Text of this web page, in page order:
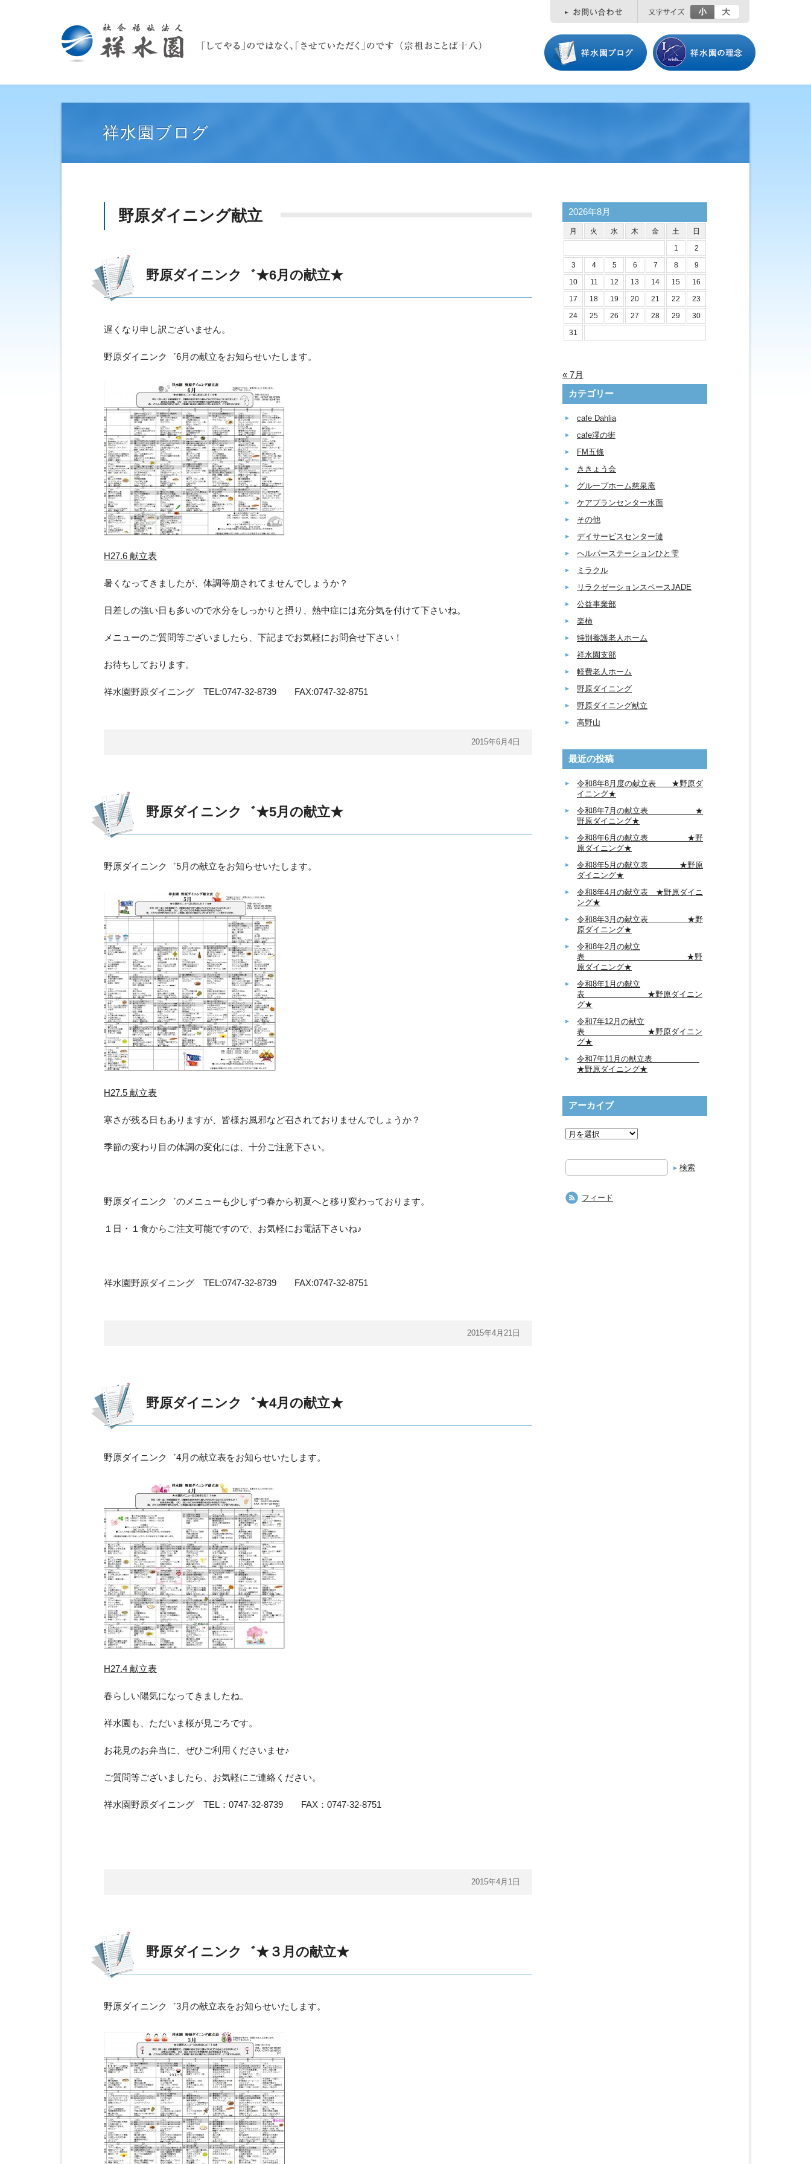
小
祥水園ブログ
野原ダイニング献立
野原ダイニンク゛★6月の献立★
遅くなり申し訳ございません。
野原ダイニンク゛6月の献立をお知らせいたします。
H27.6 献立表
暑くなってきましたが、体調等崩されてませんでしょうか？
日差しの強い日も多いので水分をしっかりと摂り、熱中症には充分気を付けて下さいね。
メニューのご質問等ございましたら、下記までお気軽にお問合せ下さい！
お待ちしております。
祥水園野原ダイニング TEL:0747-32-8739 FAX:0747-32-8751
2015年6月4日
野原ダイニンク゛★5月の献立★
野原ダイニンク゛5月の献立をお知らせいたします。
H27.5 献立表
寒さが残る日もありますが、皆様お風邪など召されておりませんでしょうか？
季節の変わり目の体調の変化には、十分ご注意下さい。
野原ダイニンク゛のメニューも少しずつ春から初夏へと移り変わっております。
１日・１食からご注文可能ですので、お気軽にお電話下さいね♪
祥水園野原ダイニング TEL:0747-32-8739 FAX:0747-32-8751
2015年4月21日
野原ダイニンク゛★4月の献立★
野原ダイニンク゛4月の献立表をお知らせいたします。
H27.4 献立表
春らしい陽気になってきましたね。
祥水園も、ただいま桜が見ごろです。
お花見のお弁当に、ぜひご利用くださいませ♪
ご質問等ございましたら、お気軽にご連絡ください。
祥水園野原ダイニング TEL：0747-32-8739 FAX：0747-32-8751
2015年4月1日
野原ダイニンク゛★３月の献立★
野原ダイニンク゛3月の献立表をお知らせいたします。
2026年8月
月 火 水 木 金 土
日
1
2
3
4 5 6 7 8
9
10
11 12 13 14 15
16
17
18 19 20 21 22
23
24
25 26 27 28 29
30
31
« 7月
カテゴリー
cafe Dahlia
cafe澪の街
FM五條
ききょう会
グループホーム慈泉庵
ケアプランセンター水面
その他
デイサービスセンター漣
ヘルパーステーションひと雫
ミラクル
リラクゼーションスペースJADE
公益事業部
楽柿
特別養護老人ホーム
祥水園支部
軽費老人ホーム
野原ダイニング
野原ダイニング献立
高野山
最近の投稿
令和8年8月度の献立表 ★野原ダ
イニング★
令和8年7月の献立表 ★
野原ダイニング★
令和8年6月の献立表 ★野
原ダイニング★
令和8年5月の献立表 ★野原
ダイニング★
令和8年4月の献立表 ★野原ダイニ
ング★
令和8年3月の献立表 ★野
原ダイニング★
令和8年2月の献立
表 ★野
原ダイニング★
令和8年1月の献立
表 ★野原ダイニン
グ★
令和7年12月の献立
表 ★野原ダイニン
グ★
令和7年11月の献立表
★野原ダイニング★
アーカイブ
索
フィード